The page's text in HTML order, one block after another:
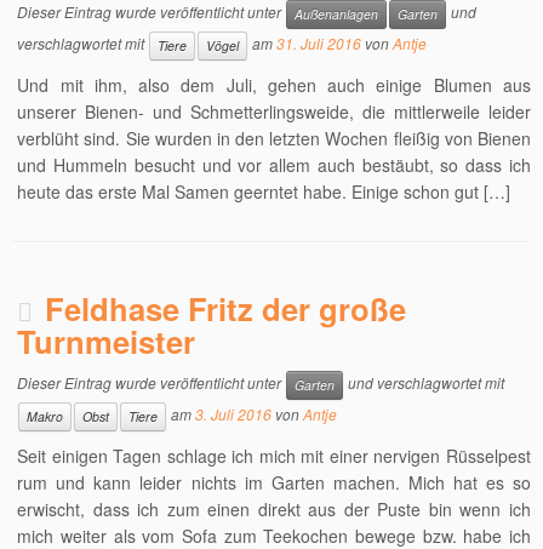
Dieser Eintrag wurde veröffentlicht unter Außenanlagen Garten
und
verschlagwortet mit
Tiere Vögel am31. Juli 2016 vonAntje
Und mit ihm, also dem Juli, gehen auch einige Blumen aus
unserer Bienen- und Schmetterlingsweide, die mittlerweile leider
verblüht sind. Sie wurden in den letzten Wochen fleißig von Bienen
und Hummeln besucht und vor allem auch bestäubt, so dass ich
heute das erste Mal Samen geerntet habe. Einige schon gut […]
Feldhase Fritz der große
Turnmeister
Dieser Eintrag wurde veröffentlicht unter Garten und verschlagwortet mit
Makro Obst Tiere am3. Juli 2016 vonAntje
Seit einigen Tagen schlage ich mich mit einer nervigen Rüsselpest
rum und kann leider nichts im Garten machen. Mich hat es so
erwischt, dass ich zum einen direkt aus der Puste bin wenn ich
mich weiter als vom Sofa zum Teekochen bewege bzw. habe ich